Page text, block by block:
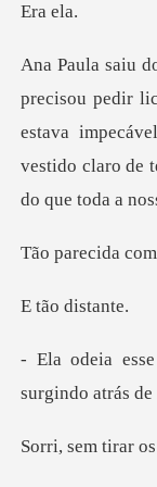
a
estava
ves
recida
dist
surgindo atrás
tirar